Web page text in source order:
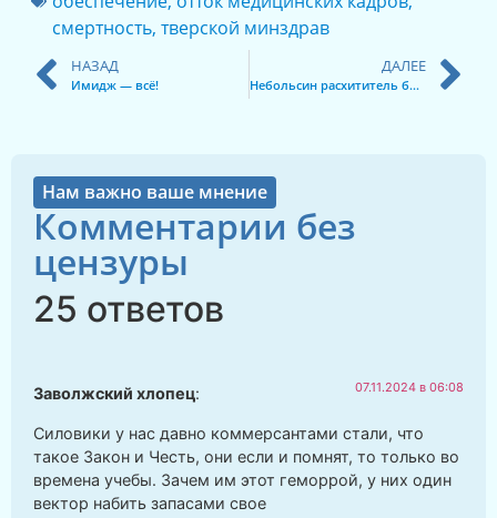
смертность, тверской минздрав
НАЗАД
Имидж — всё!
ДАЛЕЕ
Небольсин расхититель бюджета
Нам важно ваше мнение
Комментарии без
цензуры
25 ответов
Заволжский хлопец: 07.11.2024 в 06:08
Силовики у нас давно коммерсантами стали, что
такое Закон и Честь, они если и помнят, то только во
времена учебы. Зачем им этот геморрой, у них один
вектор набить запасами свое